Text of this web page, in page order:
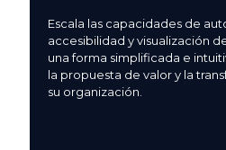
Escala las capacidades de
accesibilidad y visualización
una forma simplificada e
la propuesta de valor y la
su organización.